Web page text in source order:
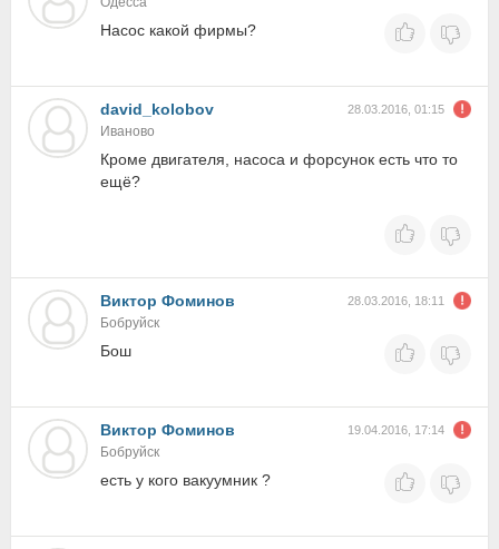
Насос какой фирмы?
david_kolobov 28.03.2016, 01:15
Иваново
Кроме двигателя, насоса и форсунок есть что то
ещё?
Виктор Фоминов 28.03.2016, 18:11
Бобруйск
Бош
Виктор Фоминов 19.04.2016, 17:14
Бобруйск
есть у кого вакуумник ?